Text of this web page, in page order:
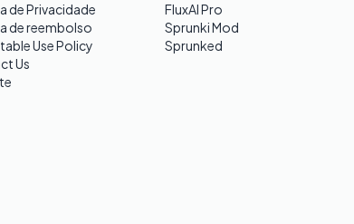
de Privacidade
de reembolso
Use Policy
Us
FluxAI Pro
Sprunki Mod
Sprunked